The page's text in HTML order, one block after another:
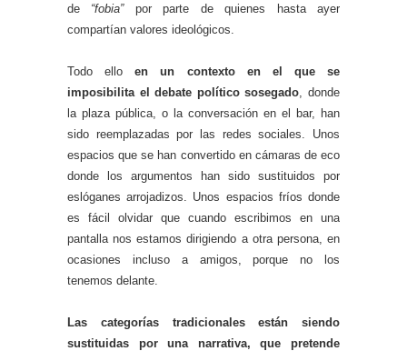
de “fobia”por parte de quienes hasta ayer
compartían valores ideológicos.
Todo elloen un contexto en el que se
imposibilita el debate político sosegado , donde
la plaza pública, o la conversación en el bar, han
sido reemplazadas por las redes sociales. Unos
espacios que se han convertido en cámaras de eco
donde los argumentos han sido sustituidos por
eslóganes arrojadizos. Unos espacios fríos donde
es fácil olvidar que cuando escribimos en una
pantalla nos estamos dirigiendo a otra persona, en
ocasiones incluso a amigos, porque no los
tenemos delante.
Las categorías tradicionales están siendo
sustituidas por una narrativa, que pretende